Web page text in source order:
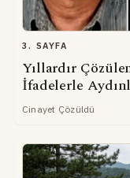
3. SAYFA
Yıllardır
İfadelerle
Cinayet Çözüldü